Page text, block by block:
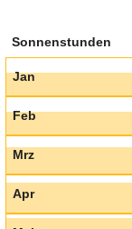
Sonnenstunden
Jan
Feb
Mrz
Apr